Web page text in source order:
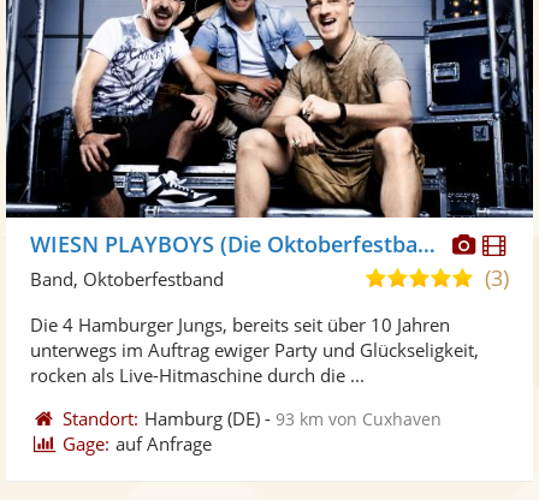
WIESN PLAYBOYS (Die Oktoberfestband)
5,0
Sternen
(3)
Band, Oktoberfestband
Die 4 Hamburger Jungs, bereits seit über 10 Jahren
unterwegs im Auftrag ewiger Party und Glückseligkeit,
rocken als Live-Hitmaschine durch die ...
Standort: Hamburg (DE) -93 km von Cuxhaven
Gage: auf Anfrage